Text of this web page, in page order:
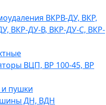
ВКРВ-ДУ, ВКР,
ВКР-ДУ-В, ВКР-ДУ-С, ВКР-
ВЦП, ВР 100-45, ВР
и пушки
ДН, ВДН